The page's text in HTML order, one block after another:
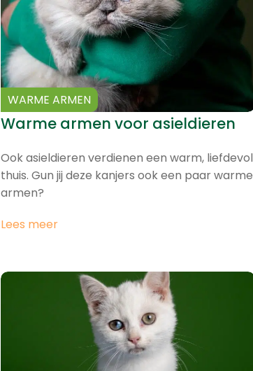
WARME ARMEN
Warme armen voor asieldieren
Ook asieldieren verdienen een warm, liefdevol
thuis. Gun jij deze kanjers ook een paar warme
armen?
Lees meer